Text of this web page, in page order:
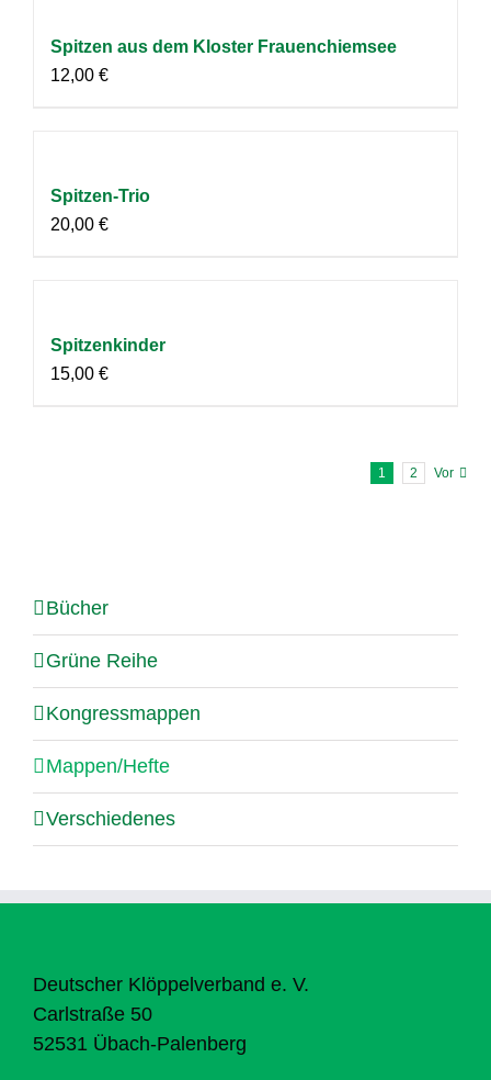
Spitzen aus dem Kloster Frauenchiemsee
12,00 €
Spitzen-Trio
20,00 €
Spitzenkinder
15,00 €
1 2 Vor
Bücher
Grüne Reihe
Kongressmappen
Mappen/Hefte
Verschiedenes
Deutscher Klöppelverband e. V.
Carlstraße 50
52531 Übach-Palenberg